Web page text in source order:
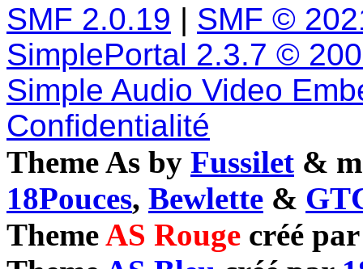
SMF 2.0.19 | SMF ©
SimplePortal 2.3.7 ©
Simple Audio Video
Confidentialité
Theme As by Fussilet &
18Pouces, Bewlette &
ThemeAS Rouge créé